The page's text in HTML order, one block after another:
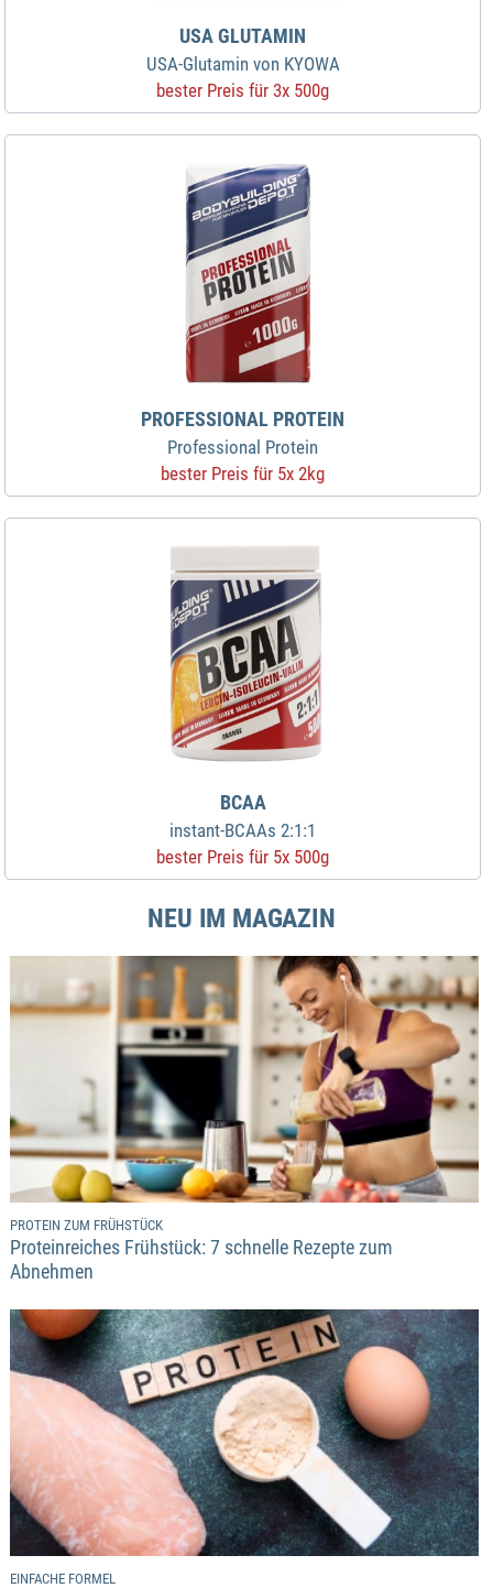
USA GLUTAMIN
USA-Glutamin von KYOWA
bester Preis für 3x 500g
PROFESSIONAL PROTEIN
Professional Protein
bester Preis für 5x 2kg
BCAA
instant-BCAAs 2:1:1
bester Preis für 5x 500g
NEU IM MAGAZIN
PROTEIN ZUM FRÜHSTÜCK
Proteinreiches Frühstück: 7 schnelle Rezepte zum
Abnehmen
EINFACHE FORMEL